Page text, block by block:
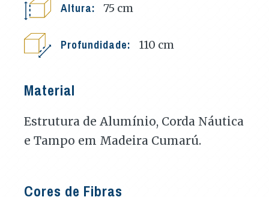
Altura: 75 cm
Profundidade: 110 cm
Material
Estrutura de Alumínio, Corda Náutica
e Tampo em Madeira Cumarú.
Cores de Fibras